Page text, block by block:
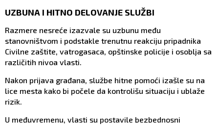
UZBUNA I HITNO DELOVANJE SLUŽBI
Razmere nesreće izazvale su uzbunu među
stanovništvom i podstakle trenutnu reakciju pripadnika
Civilne zaštite, vatrogasaca, opštinske policije i osoblja sa
različitih nivoa vlasti.
Nakon prijava građana, službe hitne pomoći izašle su na
lice mesta kako bi počele da kontrolišu situaciju i ublaže
rizik.
U međuvremenu, vlasti su postavile bezbednosni